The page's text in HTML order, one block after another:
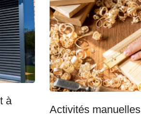
à
Activités